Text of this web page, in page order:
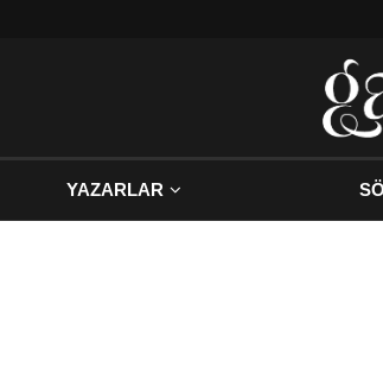
YAZARLAR